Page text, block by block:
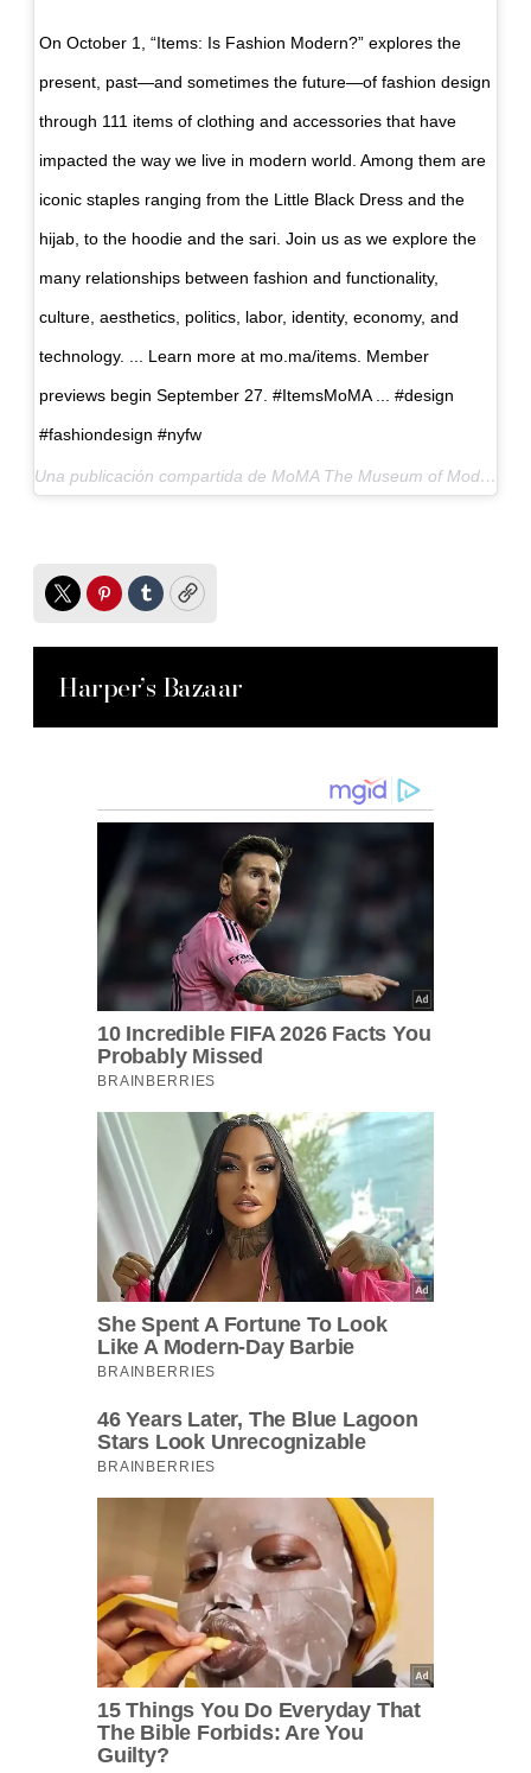
On October 1, “Items: Is Fashion Modern?” explores the
present, past—and sometimes the future—of fashion design
through 111 items of clothing and accessories that have
impacted the way we live in modern world. Among them are
iconic staples ranging from the Little Black Dress and the
hijab, to the hoodie and the sari. Join us as we explore the
many relationships between fashion and functionality,
culture, aesthetics, politics, labor, identity, economy, and
technology. ... Learn more at mo.ma/items. Member
previews begin September 27. #ItemsMoMA ... #design
#fashiondesign #nyfw
Una publicación compartida de MoMA The Museum of Modern Art (@themuseumofmodernart) el
TwitterPinterest
TumblrCopy
Harper’s Bazaar